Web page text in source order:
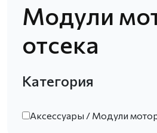
Модули
отсека
Категория
Аксессуары / Модули